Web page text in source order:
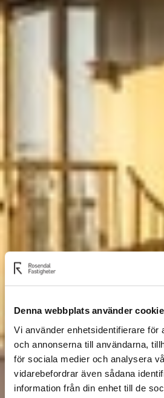
Denna webbplats använder
Vi använder enhetsidentifierare för
och annonserna till användarna,
för sociala medier och analysera
vidarebefordrar även sådana
information från din enhet till de